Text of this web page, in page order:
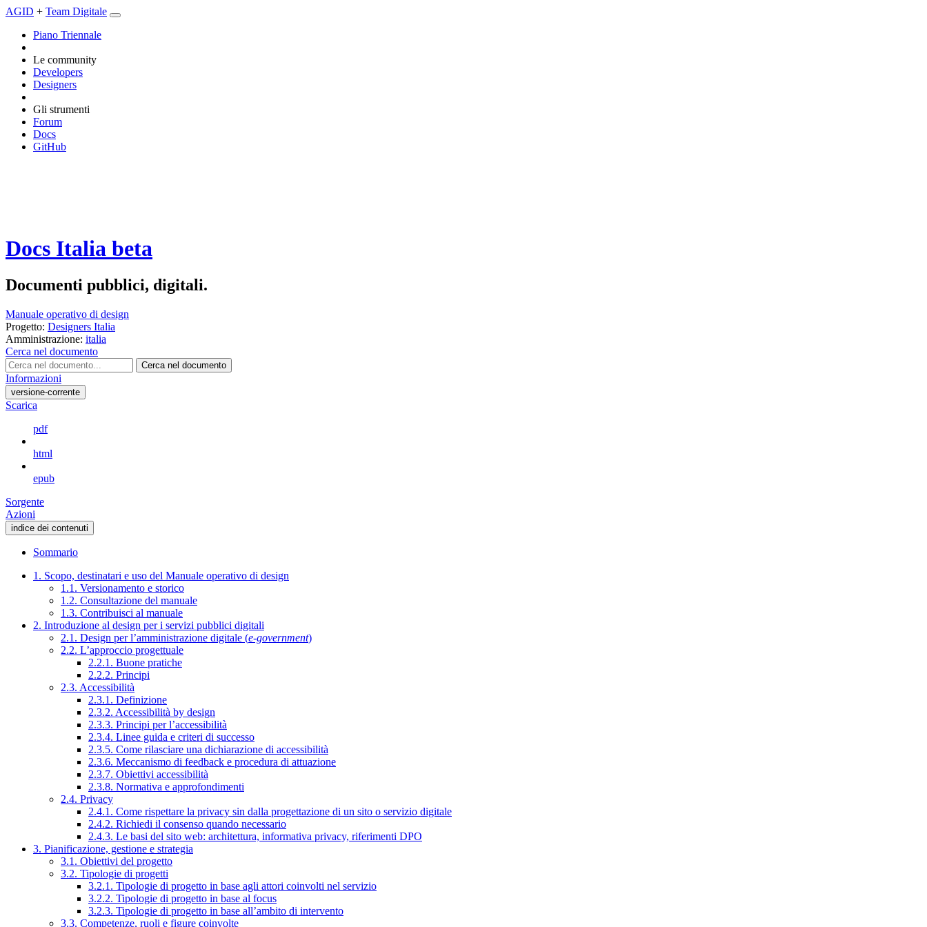
AGID + Team Digitale
Piano Triennale
Le community
Developers
Designers
Gli strumenti
Forum
Docs
GitHub
Docs Italia beta
Documenti pubblici, digitali.
Manuale operativo di design
Progetto: Designers Italia
Amministrazione: italia
Cerca nel documento
Cerca nel documento
Informazioni
versione-corrente
Scarica
pdf
html
epub
Sorgente
Azioni
indice dei contenuti
Sommario
1. Scopo, destinatari e uso del Manuale operativo di design
1.1. Versionamento e storico
1.2. Consultazione del manuale
1.3. Contribuisci al manuale
2. Introduzione al design per i servizi pubblici digitali
2.1. Design per l’amministrazione digitale (e-government)
2.2. L’approccio progettuale
2.2.1. Buone pratiche
2.2.2. Principi
2.3. Accessibilità
2.3.1. Definizione
2.3.2. Accessibilità by design
2.3.3. Principi per l’accessibilità
2.3.4. Linee guida e criteri di successo
2.3.5. Come rilasciare una dichiarazione di accessibilità
2.3.6. Meccanismo di feedback e procedura di attuazione
2.3.7. Obiettivi accessibilità
2.3.8. Normativa e approfondimenti
2.4. Privacy
2.4.1. Come rispettare la privacy sin dalla progettazione di un sito o servizio digitale
2.4.2. Richiedi il consenso quando necessario
2.4.3. Le basi del sito web: architettura, informativa privacy, riferimenti DPO
3. Pianificazione, gestione e strategia
3.1. Obiettivi del progetto
3.2. Tipologie di progetti
3.2.1. Tipologie di progetto in base agli attori coinvolti nel servizio
3.2.2. Tipologie di progetto in base al focus
3.2.3. Tipologie di progetto in base all’ambito di intervento
3.3. Competenze, ruoli e figure coinvolte